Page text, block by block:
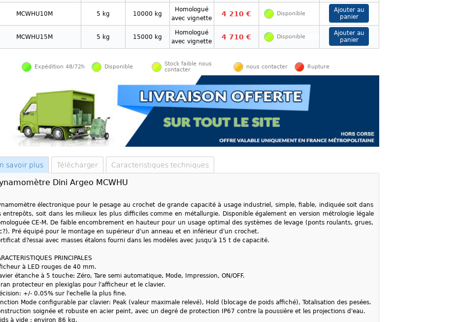
MCWHU10M 5 kg 10000 kg
Homologué
avec vignette
4 210 € Disponible
MCWHU15M 5 kg 15000 kg
Homologué
avec vignette
4 710 € Disponible
Expédition 48/72h Disponible
Stock faible nous
contacter
nous contacter Rupture
savoir plus Télécharger Caracteristiques techniques
Dini Argeo MCWHU
électronique pour le pesage au crochet de grande capacité à usage industriel, simple, fiable, indiquée soit dans
entrepôts, soit dans les milieux les plus difficiles comme en métallurgie. Disponible également en version métrologie légale
CE-M. De faible encombrement en hauteur pour un usage optimal des systèmes de levage (ponts roulants, grues,
Pré équipé pour le montage en supérieur d'un anneau et en inférieur d'un crochet.
d?essai avec masses étalons fourni dans les modèles avec jusqu'à 15 t de capacité.
PRINCIPALES
à LED rouges de 40 mm.
étanche à 5 touche: Zéro, Tare semi automatique, Mode, Impression, ON/OFF.
protecteur en plexiglas pour l'afficheur et le clavier.
+/- 0.05% sur l'echelle la plus fine.
Mode configurable par clavier: Peak (valeur maximale relevé), Hold (blocage de poids affiché), Totalisation des pesées.
soignée et robuste en acier peint, avec un degré de protection IP67 contre la poussière et les projections d'eau.
à vide : environ 86 kg.